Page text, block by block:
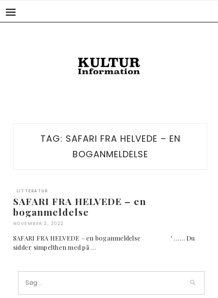
TAG: SAFARI FRA HELVEDE – EN
BOGANMELDELSE
LITTERATUR
SAFARI FRA HELVEDE – en
boganmeldelse
NOVEMBER 2, 2022
SAFARI FRA HELVEDE – en boganmeldelse ' …… Du
sidder simpelthen med på …